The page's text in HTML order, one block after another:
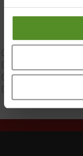
Koudschuim
Traagschuim
Tweepersoons 1
Tweepersoons 2
Webshop Only